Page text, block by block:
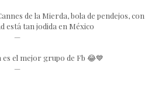
de la Mierda, bola de pendejos, con
está tan jodida en México
—
es el mejor grupo de Fb 😂💙
—